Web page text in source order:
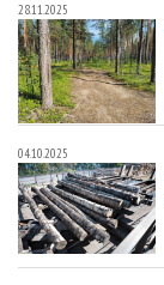
28.11.2025
04.10.2025